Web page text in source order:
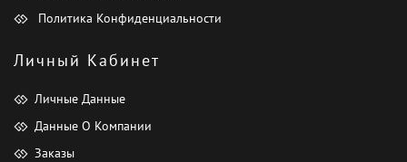
Политика Конфиденциальности
Личный Кабинет
Личные Данные
Данные О Компании
Заказы